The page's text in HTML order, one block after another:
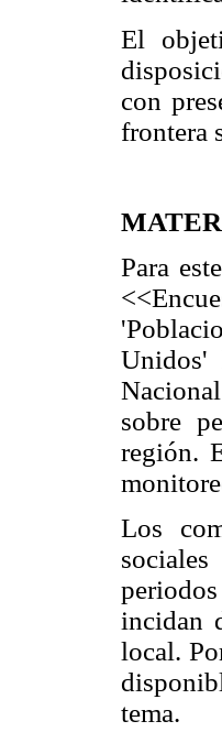
El
con
frontera
Para
Unidos'
sobre
región.
Los
incidan
local.
tema.